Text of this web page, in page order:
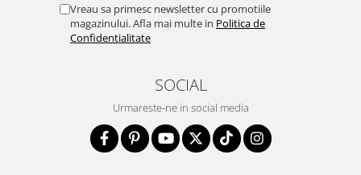
Vreau sa primesc newsletter cu promotiile
magazinului. Afla mai multe in Politica de
Confidentialitate
SOCIAL
Urmareste-ne in social media